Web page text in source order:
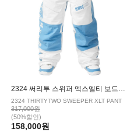
2324 써리투 스위퍼 엑스엘티 보드복 팬츠 WHITE BLUE
2324 THIRTYTWO SWEEPER XLT PANT
317,000원
(50%할인)
158,000원